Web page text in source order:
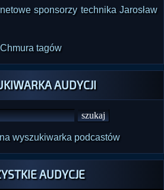
sponsorzy technika Jarosław
Chmura tagów
AUDYCJI
wyszukiwarka podcastów
AUDYCJE